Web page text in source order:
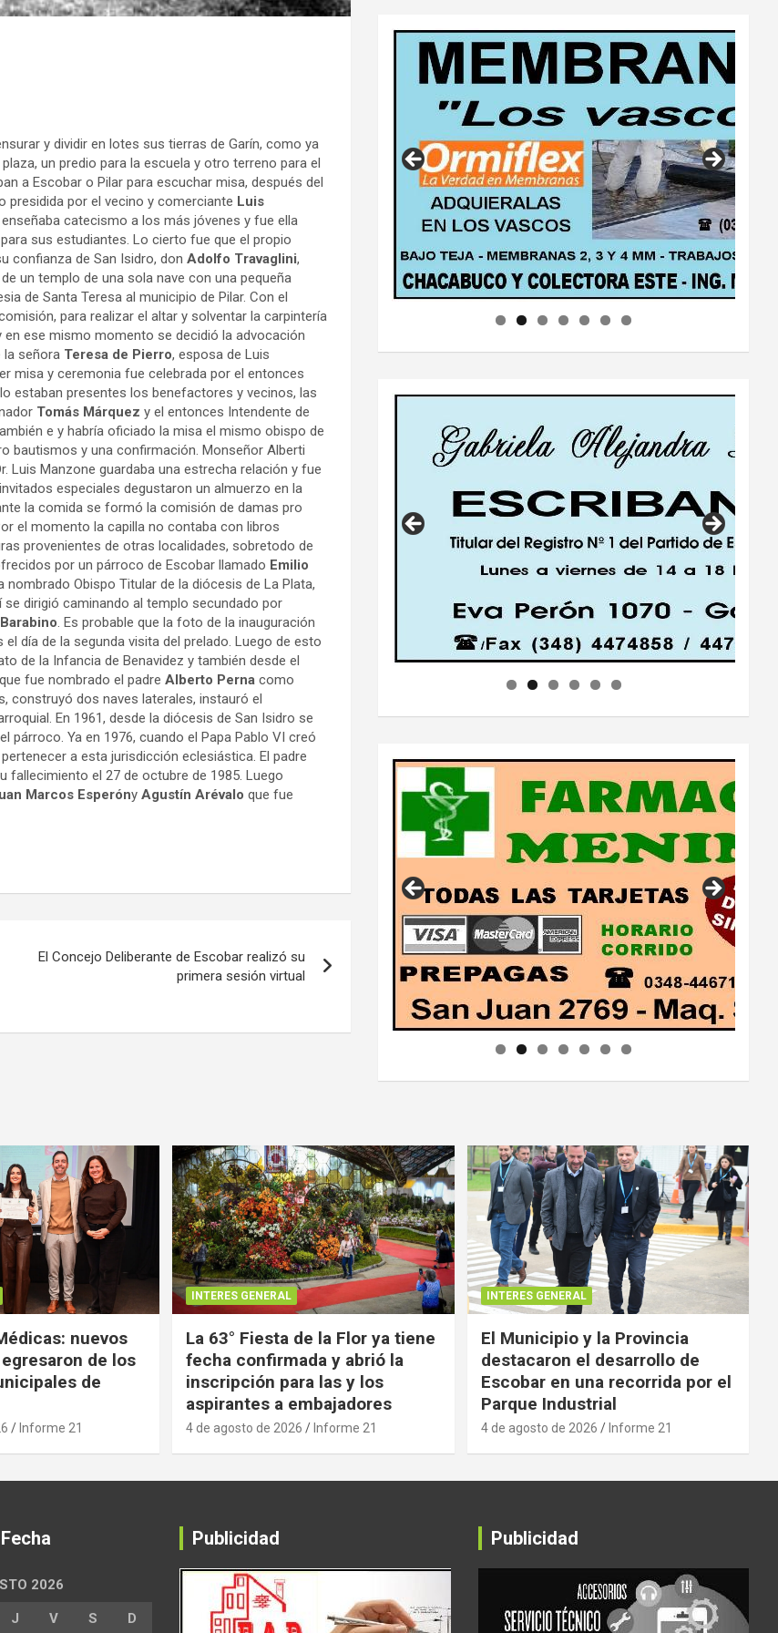
y dividir en lotes sus tierras de Garín, como ya
un predio para la escuela y otro terreno para el
a Escobar o Pilar para escuchar misa, después del
por el vecino y comerciante Luis
enseñaba catecismo a los más jóvenes y fue ella
sus estudiantes. Lo cierto fue que el propio
confianza de San Isidro, don Adolfo Travaglini,
un templo de una sola nave con una pequeña
de Santa Teresa al municipio de Pilar. Con el
para realizar el altar y solventar la carpintería
ese mismo momento se decidió la advocación
la señora Teresa de Pierro, esposa de Luis
misa y ceremonia fue celebrada por el entonces
estaban presentes los benefactores y vecinos, las
Tomás Márquez y el entonces Intendente de
e y habría oficiado la misa el mismo obispo de
bautismos y una confirmación. Monseñor Alberti
Luis Manzone guardaba una estrecha relación y fue
especiales degustaron un almuerzo en la
la comida se formó la comisión de damas pro
el momento la capilla no contaba con libros
provenientes de otras localidades, sobretodo de
por un párroco de Escobar llamado Emilio
Obispo Titular de la diócesis de La Plata,
se dirigió caminando al templo secundado por
Barabino . Es probable que la foto de la inauguración
día de la segunda visita del prelado. Luego de esto
de la Infancia de Benavidez y también desde el
fue nombrado el padre Alberto Perna como
construyó dos naves laterales, instauró el
En 1961, desde la diócesis de San Isidro se
párroco. Ya en 1976, cuando el Papa Pablo VI creó
a esta jurisdicción eclesiástica. El padre
fallecimiento el 27 de octubre de 1985. Luego
Marcos Esperóny Agustín Arévalo que fue
El Concejo Deliberante de Escobar realizó su
primera sesión virtual
nuevos
de los
de
Informe 21
INTERES GENERAL
La 63° Fiesta de la Flor ya tiene
fecha confirmada y abrió la
inscripción para las y los
aspirantes a embajadores
4 de agosto de 2026 Informe 21
INTERES GENERAL
El Municipio y la Provincia
destacaron el desarrollo de
Escobar en una recorrida por el
Parque Industrial
4 de agosto de 2026 Informe 21
2026
J V S D
Publicidad Publicidad